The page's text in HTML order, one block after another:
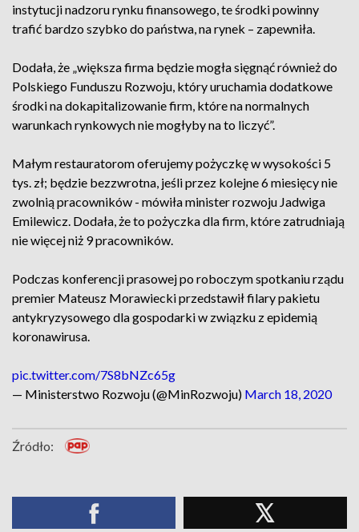
instytucji nadzoru rynku finansowego, te środki powinny
trafić bardzo szybko do państwa, na rynek – zapewniła.
Dodała, że „większa firma będzie mogła sięgnąć również do
Polskiego Funduszu Rozwoju, który uruchamia dodatkowe
środki na dokapitalizowanie firm, które na normalnych
warunkach rynkowych nie mogłyby na to liczyć”.
Małym restauratorom oferujemy pożyczkę w wysokości 5
tys. zł; będzie bezzwrotna, jeśli przez kolejne 6 miesięcy nie
zwolnią pracowników - mówiła minister rozwoju Jadwiga
Emilewicz. Dodała, że to pożyczka dla firm, które zatrudniają
nie więcej niż 9 pracowników.
Podczas konferencji prasowej po roboczym spotkaniu rządu
premier Mateusz Morawiecki przedstawił filary pakietu
antykryzysowego dla gospodarki w związku z epidemią
koronawirusa.
pic.twitter.com/7S8bNZc65g
— Ministerstwo Rozwoju (@MinRozwoju) March 18, 2020
Źródło: